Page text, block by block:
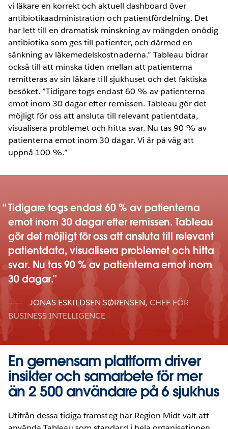
vi läkare en korrekt och aktuell dashboard över
antibiotikaadministration och patientfördelning. Det
har lett till en dramatisk minskning av mängden onödig
antibiotika som ges till patienter, och därmed en
sänkning av läkemedelskostnaderna.” Tableau bidrar
också till att minska tiden mellan att patienterna
remitteras av sin läkare till sjukhuset och det faktiska
besöket. ”Tidigare togs endast 60 % av patienterna
emot inom 30 dagar efter remissen. Tableau gör det
möjligt för oss att ansluta till relevant patientdata,
visualisera problemet och hitta svar. Nu tas 90 % av
patienterna emot inom 30 dagar. Vi är på väg att
uppnå 100 %.”
Tidigare togs endast 60 % av patienterna
emot inom 30 dagar efter remissen. Tableau
gör det möjligt för oss att ansluta till relevant
patientdata, visualisera problemet och hitta
svar. Nu tas 90 % av patienterna emot inom
30 dagar.
JONAS ESKILDSEN SØRENSEN, CHEF FÖR
BUSINESS INTELLIGENCE
En gemensam plattform driver
insikter och samarbete för mer
än 2 500 användare på 6 sjukhus
Utifrån dessa tidiga framsteg har Region Midt valt att